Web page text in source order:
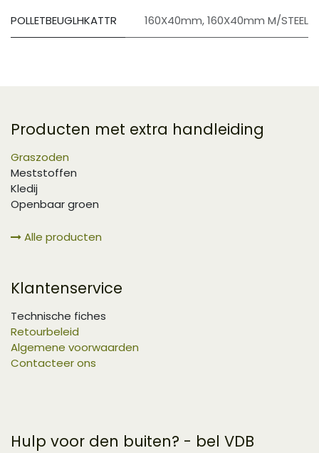
POLLETBEUGLHKATTR 160X40mm,160X40mm M/STEEL
Producten met extra handleiding
Graszoden
Meststoffen
Kledij
Openbaar groen
Alle producten
Klantenservice
Technische fiches
Retourbeleid
Algemene voorwaarden
Contacteer ons
Hulp voor den buiten? - bel VDB